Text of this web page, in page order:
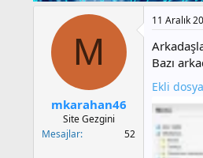
ç
t
a
h
M
mkarahan46
Site Gezgini
Mesajlar
52
11 Aralık
Bazı
Ekli